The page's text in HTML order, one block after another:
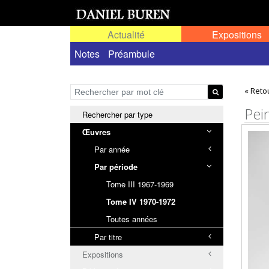
Actualité Expositions
Œuvres permanentes dans l'espace public ou
Notes
Préambule
Rechercher par type
Œuvres
Par année
Par période
Tome III 1967-1969
Tome IV 1970-1972
Toutes années
Par titre
Expositions
«